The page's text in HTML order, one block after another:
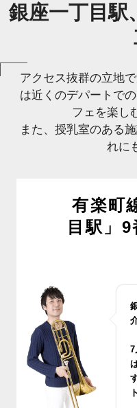
銀座一丁目駅
アクセス抜群の立地
は近くのデパートで
フェを楽し
また、授乳室のある
れに
有楽町
目駅」
7